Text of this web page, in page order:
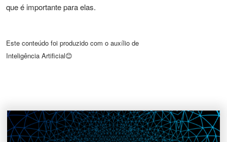
que é importante para elas.
Este conteúdo foi produzido com o auxílio de
Inteligência Artificial😊